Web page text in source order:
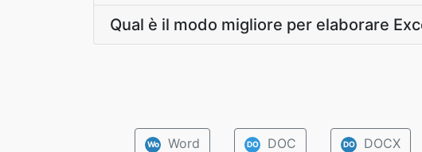
Qual è il modo migliore per elaborare
Wo Word DO DOC DO DOCX